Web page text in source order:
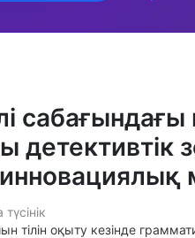
сабағындағы
детективтік
тілін оқыту кезінде